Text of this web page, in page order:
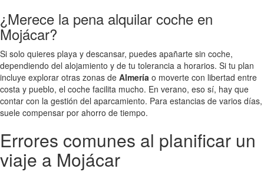
¿Merece la pena alquilar coche en
Mojácar?
Si solo quieres playa y descansar, puedes apañarte sin coche,
dependiendo del alojamiento y de tu tolerancia a horarios. Si tu plan
incluye explorar otras zonas de Almería o moverte con libertad entre
costa y pueblo, el coche facilita mucho. En verano, eso sí, hay que
contar con la gestión del aparcamiento. Para estancias de varios días,
suele compensar por ahorro de tiempo.
Errores comunes al planificar un
viaje a Mojácar